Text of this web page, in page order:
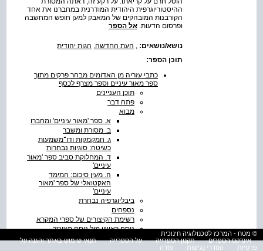
ההיסטוריוגרפית היהודית המודרנית במחברנו את אחד
הקורבנות המובהקים של המאבק למען חופש המחשבה
ופרסום הדעות. אל הספר
נושא/נושאים: העת החדשה הגות יהודית
תוכן הספר:
כתבי עזריה מן האדומים מבחר פרקים מתוך
ספר מאור עיניים וספר מצרף לכסף
תוכן העניינים
פתח דבר
מבוא
א. ספר 'מאור עיניים' ומחברו
ב. מסורת ומשבר
ג. חמקמקות ודו־משמעות
כשיטה: סוגיות נבחרות
ד. המחלוקת סביב ספר 'מאור
עיניים'
ה. מעין סיכום: המימד
האקטואלי של ספר 'מאור
עיניים'
ביבליוגרפיה נבחרת
נספחים
רשימת הקיצורים של ספרי המקרא
נוסח ראשון מול נוסח מצונזר
רשות להחזיק בספר ולקרוא בו.
© מטח - המרכז לטכנולוגיה חינוכית
אינדקס הספרים
תקנון הספרייה על הספרייה
תנאי שימוש באתר והגנה על
פרטיות
הסדרי נגישות עזרה